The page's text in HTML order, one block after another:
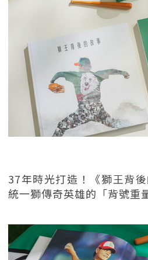
37年時光打造！《獅王背
統一獅傳奇英雄的「背號重